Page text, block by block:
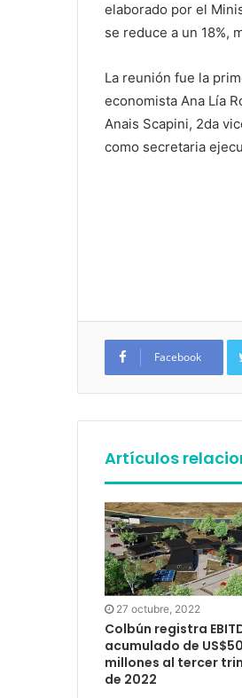
elaborado por el
se reduce a un 18%,
La reunión fue la
economista Ana Lía
Anais Scapini, 2da
como secretaria
Facebook
Artículos
27 octubre, 2022
Colbún registra
acumulado de
millones al tercer
de 2022